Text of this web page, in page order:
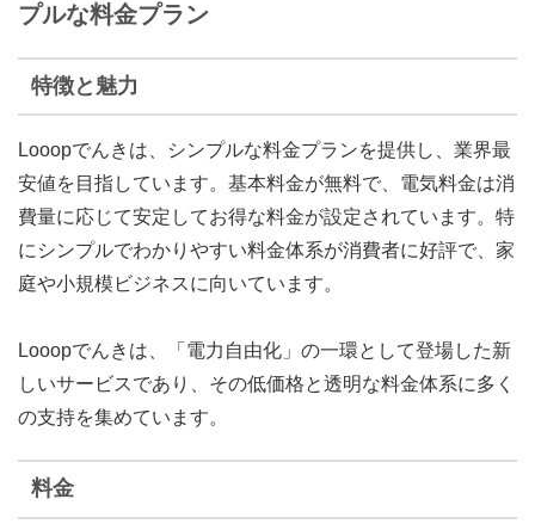
プルな料金プラン
特徴と魅力
Looopでんきは、シンプルな料金プランを提供し、業界最
安値を目指しています。基本料金が無料で、電気料金は消
費量に応じて安定してお得な料金が設定されています。特
にシンプルでわかりやすい料金体系が消費者に好評で、家
庭や小規模ビジネスに向いています。
Looopでんきは、「電力自由化」の一環として登場した新
しいサービスであり、その低価格と透明な料金体系に多く
の支持を集めています。
料金